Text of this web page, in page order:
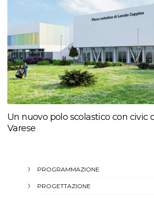
Un nuovo polo scolastico con civic
Varese
PROGRAMMAZIONE
PROGETTAZIONE